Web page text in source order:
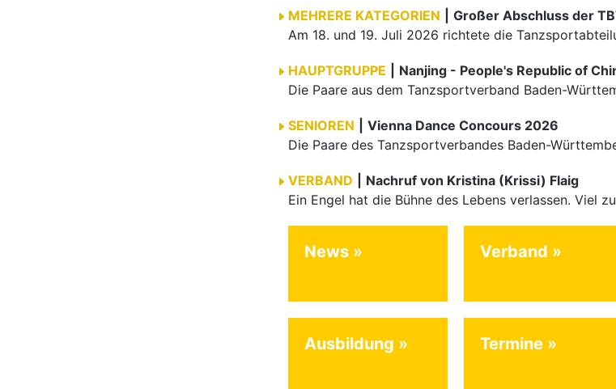
MEHRERE KATEGORIEN
Großer Abschluss der
HAUPTGRUPPE
Nanjing - People's Republic of
SENIOREN
Vienna Dance Concours 2026
VERBAND
Nachruf von Kristina (Krissi) Flaig
News Verband
Ausbildung Termine